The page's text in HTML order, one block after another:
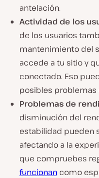
antelación.
Actividad de los
de los usuarios
mantenimiento del
accede a tu sitio y
conectado. Eso
posibles problemas
Problemas de
disminución del
estabilidad pueden
afectando a la
que compruebes
funcionan como